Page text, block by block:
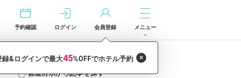
予約確認 ログイン 会員登録 メニュー
都道府県から記事を探す